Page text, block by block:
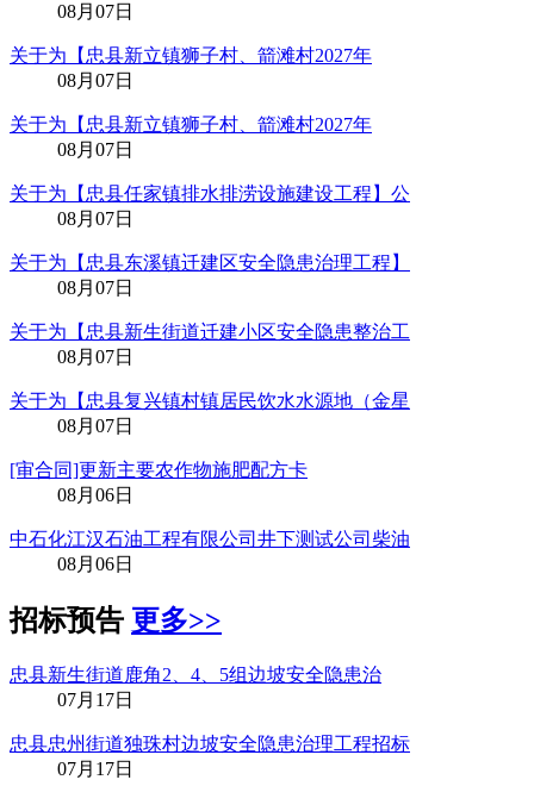
08月07日
关于为【忠县新立镇狮子村、箭滩村2027年
08月07日
关于为【忠县新立镇狮子村、箭滩村2027年
08月07日
关于为【忠县任家镇排水排涝设施建设工程】公
08月07日
关于为【忠县东溪镇迁建区安全隐患治理工程】
08月07日
关于为【忠县新生街道迁建小区安全隐患整治工
08月07日
关于为【忠县复兴镇村镇居民饮水水源地（金星
08月07日
[审合同]更新主要农作物施肥配方卡
08月06日
中石化江汉石油工程有限公司井下测试公司柴油
08月06日
招标预告 更多>>
忠县新生街道鹿角2、4、5组边坡安全隐患治
07月17日
忠县忠州街道独珠村边坡安全隐患治理工程招标
07月17日